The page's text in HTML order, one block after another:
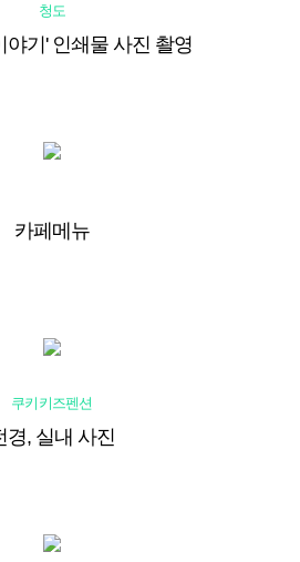
청도
야기' 인쇄물 사진 촬영
카페메뉴
쿠키키즈펜션
경, 실내 사진